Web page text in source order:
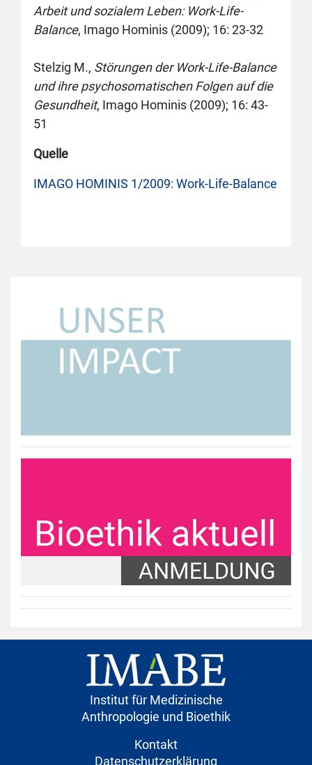
Arbeit und sozialem Leben: Work-Life-
Balance, Imago Hominis (2009); 16: 23-32
Stelzig M., Störungen der Work-Life-Balance
und ihre psychosomatischen Folgen auf die
Gesundheit, Imago Hominis (2009); 16: 43-
51
Quelle
IMAGO HOMINIS 1/2009: Work-Life-Balance
Institut für Medizinische
Anthropologie und Bioethik
Kontakt
Datenschutzerklärung